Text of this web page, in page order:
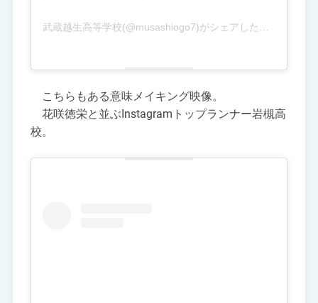
こちらもある意味メイキング映像。
花咲徳栄と並ぶInstagramトップランナー岩槻高
校。